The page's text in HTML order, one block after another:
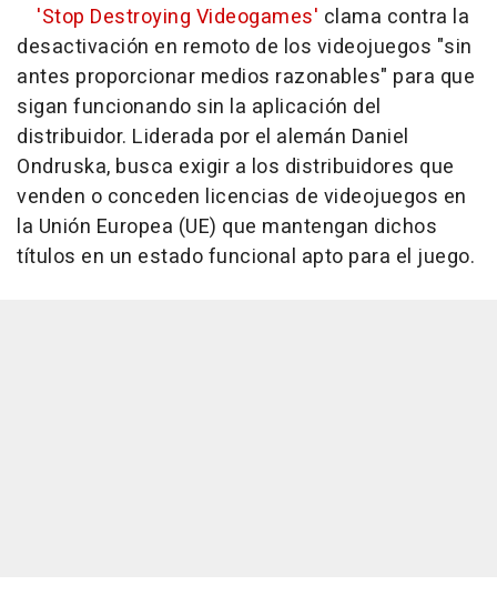
'Stop Destroying Videogames' clama contra la
desactivación en remoto de los videojuegos "sin
antes proporcionar medios razonables" para que
sigan funcionando sin la aplicación del
distribuidor. Liderada por el alemán Daniel
Ondruska, busca exigir a los distribuidores que
venden o conceden licencias de videojuegos en
la Unión Europea (UE) que mantengan dichos
títulos en un estado funcional apto para el juego.